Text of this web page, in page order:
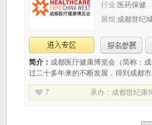
行业: 医药保健
展馆:成都世纪
简介： 成都医疗健康博览会（简称：
过二十多年来的不断发展，得到成都
会、四川省医院协会、四川省医疗器
川省医药行业协会等单位的大力支
7 承办： 成都世纪康